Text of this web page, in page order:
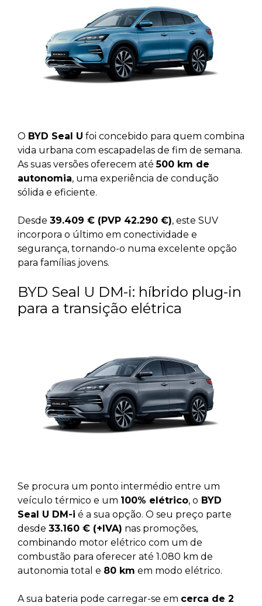
O BYD Seal U foi concebido para quem combina
vida urbana com escapadelas de fim de semana.
As suas versões oferecem até500 km de
autonomia, uma experiência de condução
sólida e eficiente.
Desde 39.409 € (PVP 42.290 €), este SUV
incorpora o último em conectividade e
segurança, tornando-o numa excelente opção
para famílias jovens.
BYD Seal U DM-i: híbrido plug-in
para a transição elétrica
Se procura um ponto intermédio entre um
veículo térmico e um 100% elétrico, o BYD
Seal U DM-i é a sua opção. O seu preço parte
desde 33.160 € (+IVA) nas promoções,
combinando motor elétrico com um de
combustão para oferecer até 1.080 km de
autonomia total e 80 km em modo elétrico.
A sua bateria pode carregar-se em cerca de 2